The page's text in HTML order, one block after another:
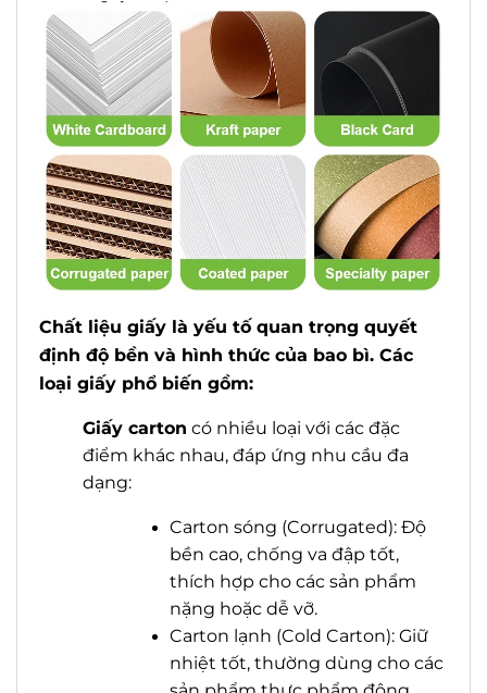
Chất liệu giấy là yếu tố quan trọng quyết
định độ bền và hình thức của bao bì. Các
loại giấy phổ biến gồm:
Giấy carton có nhiều loại với các đặc
điểm khác nhau, đáp ứng nhu cầu đa
dạng:
Carton sóng (Corrugated): Độ
bền cao, chống va đập tốt,
thích hợp cho các sản phẩm
nặng hoặc dễ vỡ.
Carton lạnh (Cold Carton): Giữ
nhiệt tốt, thường dùng cho các